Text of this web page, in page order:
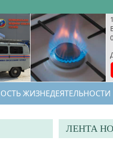
ЖИЗНЕДЕЯТЕЛЬНОСТИ
ЛЕНТА